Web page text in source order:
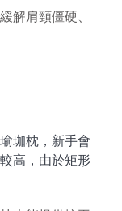
解肩頸僵硬、
珈枕，新手會
高，由於矩形